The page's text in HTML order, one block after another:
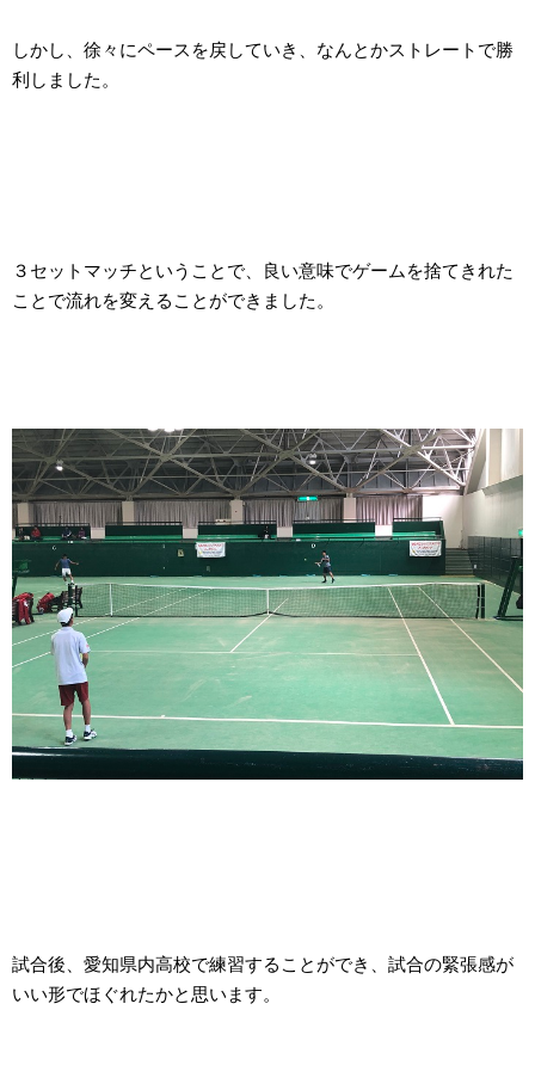
しかし、徐々にペースを戻していき、なんとかストレートで勝
利しました。
３セットマッチということで、良い意味でゲームを捨てきれた
ことで流れを変えることができました。
試合後、愛知県内高校で練習することができ、試合の緊張感が
いい形でほぐれたかと思います。